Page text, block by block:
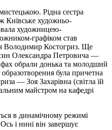
Рідна сестра
Київське художньо-
художницею-
графіком став
Володимир Костогриз. Ще
Олександра Петровича —
обрали донька та молодший
була причетна
— Зоя Захарівна (світла їй
майстром на кафедрі
в динамічному режимі
і нині він завершує